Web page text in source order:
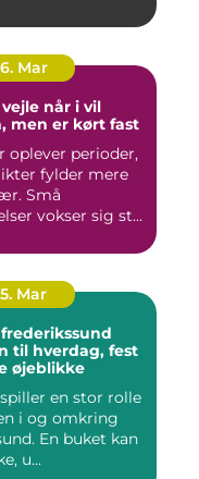
Mar
i vil
men er kørt fast
oplever perioder,
fylder mere
Små
vokser sig st...
Mar
til hverdag, fest
øjeblikke
en stor rolle
i og omkring
En buket kan
u...